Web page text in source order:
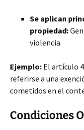
Se aplican
propiedad:
violencia.
Ejemplo: El artículo
referirse a una
cometidos en el
Condiciones